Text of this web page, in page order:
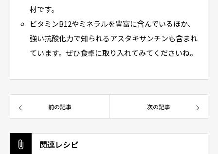
材です。
ビタミンB12やミネラルを豊富に含んでいるほか、
強い抗酸化力で知られるアスタキサンチンも含まれ
ています。ぜひ食卓に取り入れてみてくださいね。
前の記事 次の記事
関連レシピ